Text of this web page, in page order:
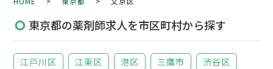
東京都の薬剤師求人を市区町村から探す
江戸川区 江東区 港区 三鷹市
渋谷区